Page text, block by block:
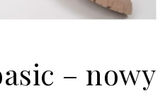
– nowy